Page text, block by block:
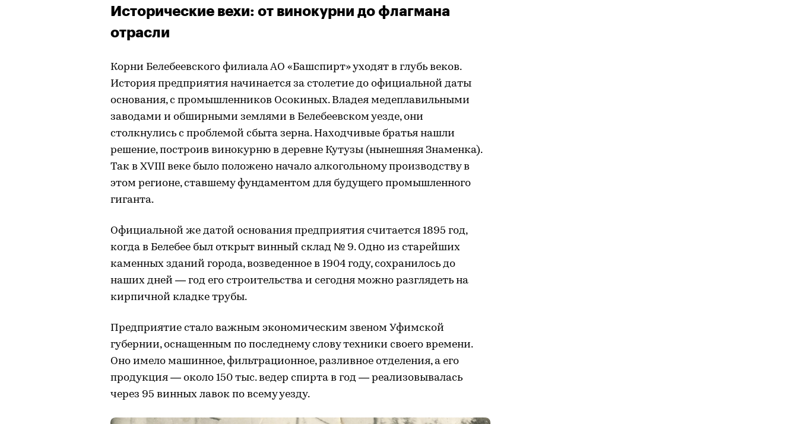
Исторические вехи: от винокурни до флагмана
отрасли
Корни Белебеевского филиала АО «Башспирт» уходят в глубь веков.
История предприятия начинается за столетие до официальной даты
основания, с промышленников Осокиных. Владея медеплавильными
заводами и обширными землями в Белебеевском уезде, они
столкнулись с проблемой сбыта зерна. Находчивые братья нашли
решение, построив винокурню в деревне Кутузы (нынешняя Знаменка).
Так в XVIII веке было положено начало алкогольному производству в
этом регионе, ставшему фундаментом для будущего промышленного
гиганта.
Официальной же датой основания предприятия считается 1895 год,
когда в Белебее был открыт винный склад № 9. Одно из старейших
каменных зданий города, возведенное в 1904 году, сохранилось до
наших дней — год его строительства и сегодня можно разглядеть на
кирпичной кладке трубы.
Предприятие стало важным экономическим звеном Уфимской
губернии, оснащенным по последнему слову техники своего времени.
Оно имело машинное, фильтрационное, разливное отделения, а его
продукция — около 150 тыс. ведер спирта в год — реализовывалась
через 95 винных лавок по всему уезду.